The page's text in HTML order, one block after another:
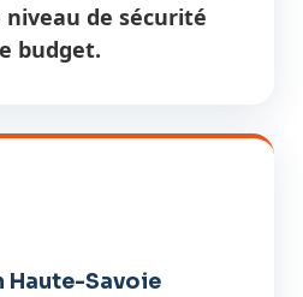
de sécurité
budget.
Haute-Savoie